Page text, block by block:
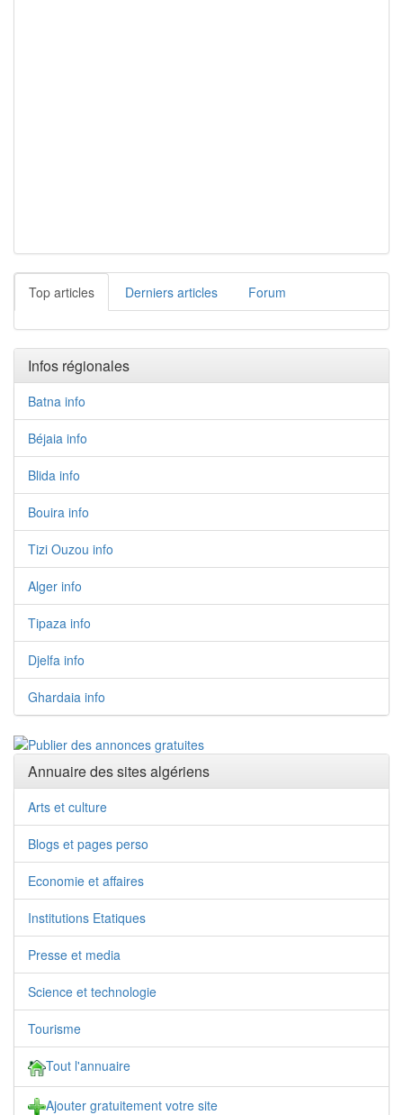
Top articles Derniers articles Forum
Infos régionales
Batna info
Béjaia info
Blida info
Bouira info
Tizi Ouzou info
Alger info
Tipaza info
Djelfa info
Ghardaia info
Annuaire des sites algériens
Arts et culture
Blogs et pages perso
Economie et affaires
Institutions Etatiques
Presse et media
Science et technologie
Tourisme
Tout l'annuaire
Ajouter gratuitement votre site